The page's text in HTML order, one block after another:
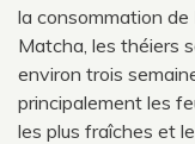
la consommation
Matcha, les théiers
environ trois
principalement les
les plus fraîches et